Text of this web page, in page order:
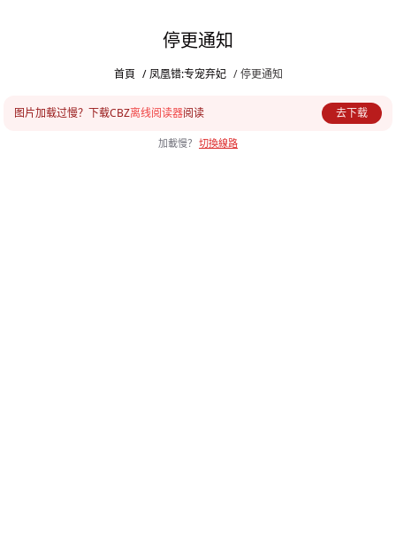
停更通知
首頁 / 凤凰错:专宠弃妃 / 停更通知
图片加载过慢？下载CBZ离线阅读器阅读 去下载
加載慢？ 切換線路